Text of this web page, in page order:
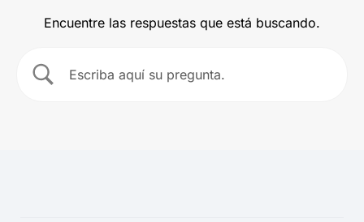
Encuentre las respuestas que está buscando.